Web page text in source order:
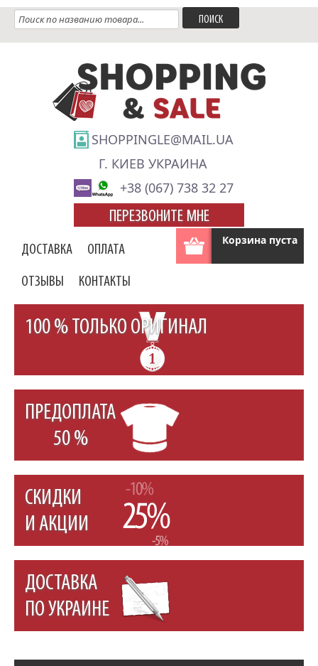
SHOPPINGLE@MAIL.UA
Г. КИЕВ УКРАИНА
+38 (067) 738 32 27
ПЕРЕЗВОНИТЕ МНЕ
Корзина пуста
ДОСТАВКА ОПЛАТА
ОТЗЫВЫ КОНТАКТЫ
100 % ТОЛЬКО ОРИГИНАЛ
ПРЕДОПЛАТА
50 %
СКИДКИ
И АКЦИИ
ДОСТАВКА
ПО УКРАИНЕ